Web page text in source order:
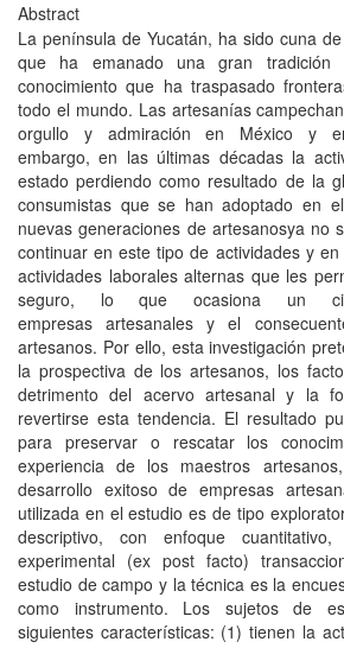
Abstract
La península de Yucatán, ha sido cuna
que ha emanado una gran
conocimiento que ha traspasado
todo el mundo. Las artesanías
orgullo y admiración en México y
embargo, en las últimas décadas la
estado perdiendo como resultado de la
consumistas que se han adoptado en
nuevas generaciones de artesanosya no
continuar en este tipo de actividades y
actividades laborales alternas que les
seguro, lo que ocasiona un
empresas artesanales y el
artesanos. Por ello, esta investigación
la prospectiva de los artesanos, los
detrimento del acervo artesanal y la
revertirse esta tendencia. El resultado
para preservar o rescatar los
experiencia de los maestros
desarrollo exitoso de empresas
utilizada en el estudio es de tipo
descriptivo, con enfoque
experimental (ex post facto)
estudio de campo y la técnica es la
como instrumento. Los sujetos de
siguientes características: (1) tienen la